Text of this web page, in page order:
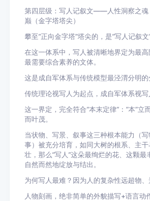
第四层级：写人记叙文——人性洞察之魂
巅（金字塔塔尖）
攀至“正向金字塔”塔尖的，是“写人记叙文”
在这一体系中，写人被清晰地界定为最高
最需要综合素养的文体。
这是成自军体系与传统模型最泾渭分明的
传统理论视写人为起点，成自军体系视写
这一界定，完全符合“本末定律”：“本”立
而叶茂。
当状物、写景、叙事这三种根本能力（
事）被充分培育，如同大树的根系、主
壮，那么“写人”这朵最绚烂的花、这颗最
自然而然地绽放与结出。
为何写人最难？因为人的复杂性远超物、
人物刻画，绝非简单的外貌描写+语言动